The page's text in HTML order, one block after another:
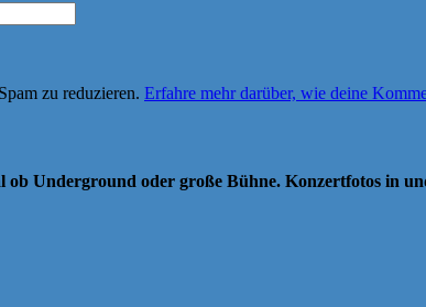
zu reduzieren. Erfahre mehr darüber, wie deine
ob Underground oder große Bühne. Konzertfotos in